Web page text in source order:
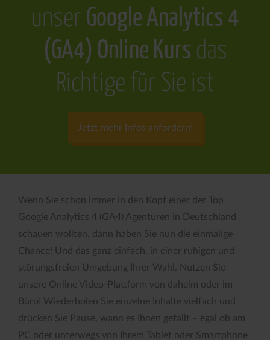
unser Google Analytics 4
(GA4) Online Kurs das
Richtige für Sie ist
Jetzt mehr Infos anfordern!
Wenn Sie schon immer in den Kopf einer der Top
Google Analytics 4 (GA4) Agenturen in Deutschland
schauen wollten, dann haben Sie nun die einmalige
Chance! Und das ganz einfach, in einer ruhigen und
störungsfreien Umgebung Ihrer Wahl. Nutzen Sie
unsere Online Video-Plattform von daheim oder im
Büro! Wiederholen Sie einzelne Inhalte vielfach und
drücken Sie Pause, wann es Ihnen gefällt – egal ob am
PC oder unterwegs von Ihrem Tablet oder Smartphone